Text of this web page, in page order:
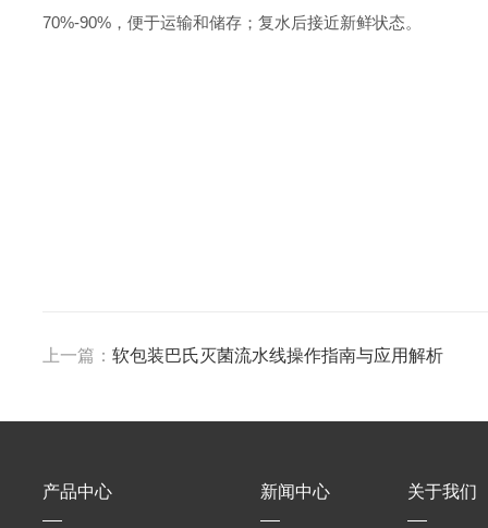
70%-90%，便于运输和储存；复水后接近新鲜状态。
上一篇： 软包装巴氏灭菌流水线操作指南与应用解析
产品中心 新闻中心 关于我们